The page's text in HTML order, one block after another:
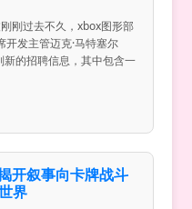
刚过去不久，xbox图形部
发主管迈克·马特塞尔
的招聘信息，其中包含一
开叙事向卡牌战斗
界